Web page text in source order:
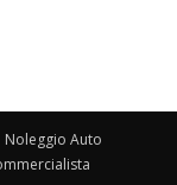
Noleggio Auto